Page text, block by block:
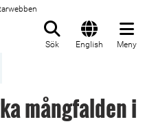
Sök English Meny
mångfalden i